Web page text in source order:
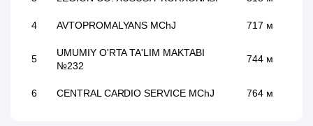
4 AVTOPROMALYANS MChJ 717 м
5
UMUMIY O'RTA TA'LIM MAKTABI
№232
744 м
6 CENTRAL CARDIO SERVICE MChJ 764 м